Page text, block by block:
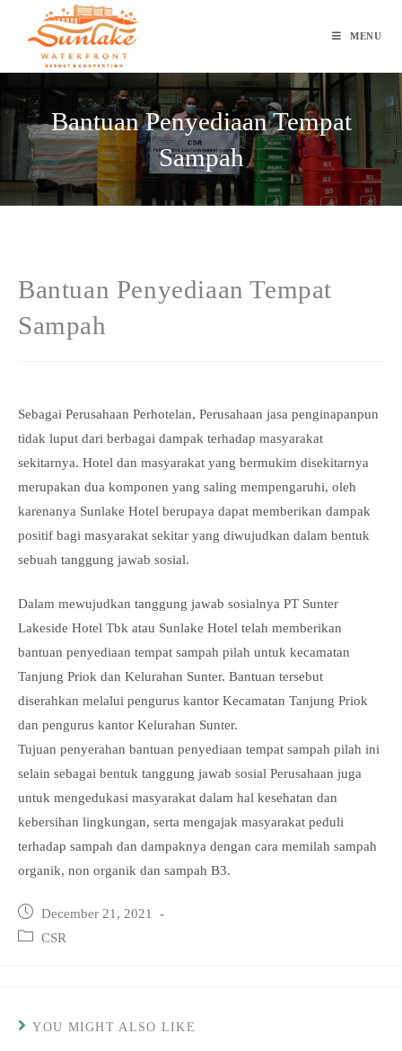
MENU
Bantuan Penyediaan Tempat
Sampah
Bantuan Penyediaan Tempat
Sampah
Sebagai Perusahaan Perhotelan, Perusahaan jasa penginapanpun
tidak luput dari berbagai dampak terhadap masyarakat
sekitarnya. Hotel dan masyarakat yang bermukim disekitarnya
merupakan dua komponen yang saling mempengaruhi, oleh
karenanya Sunlake Hotel berupaya dapat memberikan dampak
positif bagi masyarakat sekitar yang diwujudkan dalam bentuk
sebuah tanggung jawab sosial.
Dalam mewujudkan tanggung jawab sosialnya PT Sunter
Lakeside Hotel Tbk atau Sunlake Hotel telah memberikan
bantuan penyediaan tempat sampah pilah untuk kecamatan
Tanjung Priok dan Kelurahan Sunter. Bantuan tersebut
diserahkan melalui pengurus kantor Kecamatan Tanjung Priok
dan pengurus kantor Kelurahan Sunter.
Tujuan penyerahan bantuan penyediaan tempat sampah pilah ini
selain sebagai bentuk tanggung jawab sosial Perusahaan juga
untuk mengedukasi masyarakat dalam hal kesehatan dan
kebersihan lingkungan, serta mengajak masyarakat peduli
terhadap sampah dan dampaknya dengan cara memilah sampah
organik, non organik dan sampah B3.
Post
published:
December 21, 2021
Post CSR
YOU MIGHT ALSO LIKE